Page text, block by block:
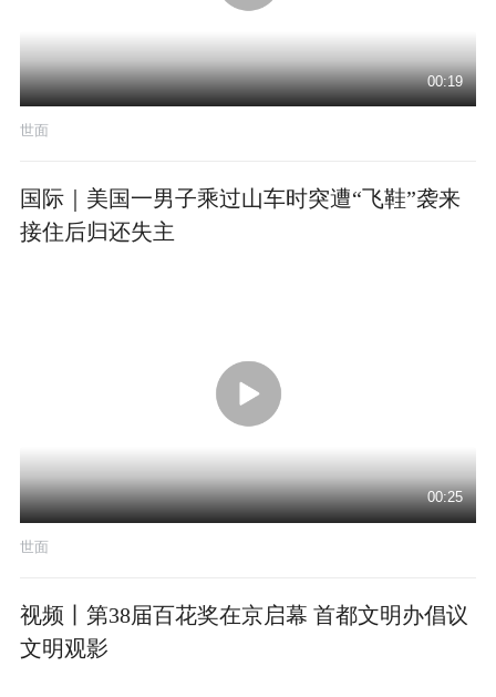
00:19
世面
国际｜美国一男子乘过山车时突遭“飞鞋”袭来
接住后归还失主
00:25
世面
视频丨第38届百花奖在京启幕 首都文明办倡议
文明观影